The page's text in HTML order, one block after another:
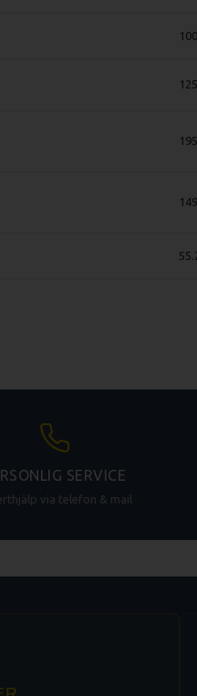
100
SERVICE
via telefon & mail